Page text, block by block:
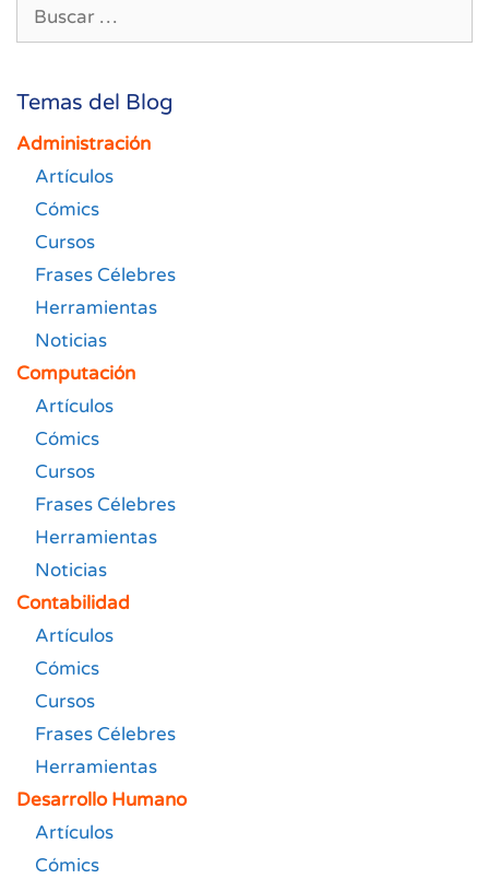
Temas del Blog
Administración
Artículos
Cómics
Cursos
Frases Célebres
Herramientas
Noticias
Computación
Artículos
Cómics
Cursos
Frases Célebres
Herramientas
Noticias
Contabilidad
Artículos
Cómics
Cursos
Frases Célebres
Herramientas
Desarrollo Humano
Artículos
Cómics